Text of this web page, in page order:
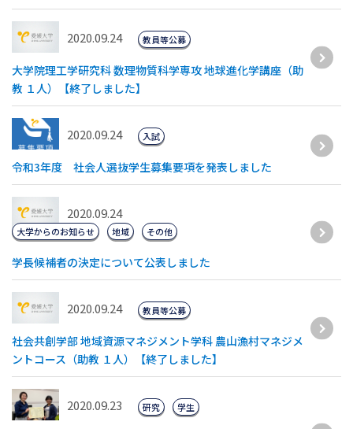
2020.09.24
大学院理工学研究科 数理物質科学専攻 地球進化学講座（助
教 １人）【終了しました】
教員等公募
2020.09.24
令和3年度 社会人選抜学生募集要項を発表しました
入試
2020.09.24
学長候補者の決定について公表しました
大学からのお知らせ 地域 その他
2020.09.24
社会共創学部 地域資源マネジメント学科 農山漁村マネジメ
ントコース（助教 １人）【終了しました】
教員等公募
2020.09.23 研究 学生